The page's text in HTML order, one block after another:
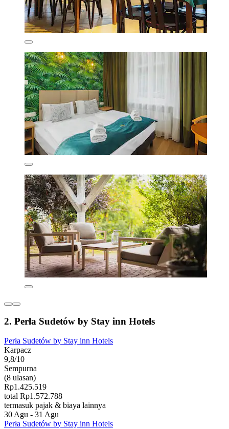
2. Perła Sudetów by Stay inn Hotels
Perła Sudetów by Stay inn Hotels
Karpacz
9,8/10
Sempurna
(8 ulasan)
Rp1.425.519
total Rp1.572.788
termasuk pajak & biaya lainnya
30 Agu - 31 Agu
Perła Sudetów by Stay inn Hotels